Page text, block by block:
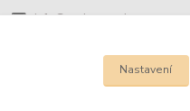
info@cechyrenedessay.cz
Nastavení